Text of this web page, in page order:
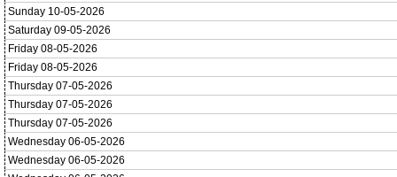
Sunday 10-05-2026
Saturday 09-05-2026
Friday 08-05-2026
Friday 08-05-2026
Thursday 07-05-2026
Thursday 07-05-2026
Thursday 07-05-2026
Wednesday 06-05-2026
Wednesday 06-05-2026